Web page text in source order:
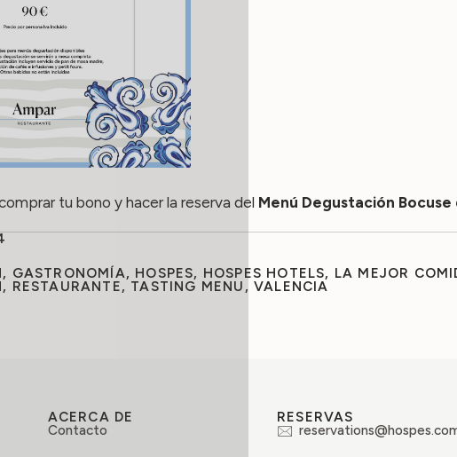
tu bono y hacer la reserva del Menú Degustación Bocuse
, GASTRONOMÍA, HOSPES, HOSPES HOTELS, LA MEJOR
, RESTAURANTE, TASTING MENU ,VALENCIA
ACERCA DE
Contacto
RESERVAS